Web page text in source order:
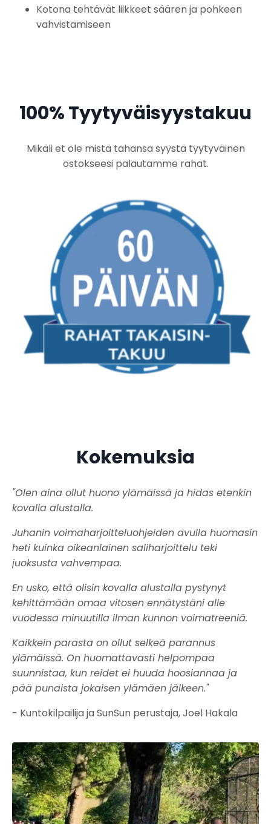
Kotona tehtävät liikkeet säären ja pohkeen
vahvistamiseen
100% Tyytyväisyystakuu
Mikäli et ole mistä tahansa syystä tyytyväinen
ostokseesi palautamme rahat.
Kokemuksia
"Olen aina ollut huono ylämäissä ja hidas etenkin
kovalla alustalla.
Juhanin voimaharjoitteluohjeiden avulla huomasin
heti kuinka oikeanlainen saliharjoittelu teki
juoksusta vahvempaa.
En usko, että olisin kovalla alustalla pystynyt
kehittämään omaa vitosen ennätystäni alle
vuodessa minuutilla ilman kunnon voimatreeniä.
Kaikkein parasta on ollut selkeä parannus
ylämäissä. On huomattavasti helpompaa
suunnistaa, kun reidet ei huuda hoosiannaa ja
pää punaista jokaisen ylämäen jälkeen."
- Kuntokilpailija ja SunSun perustaja, Joel Hakala